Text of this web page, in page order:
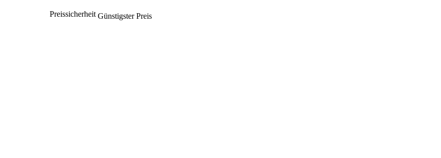
Preissicherheit Günstigster Preis